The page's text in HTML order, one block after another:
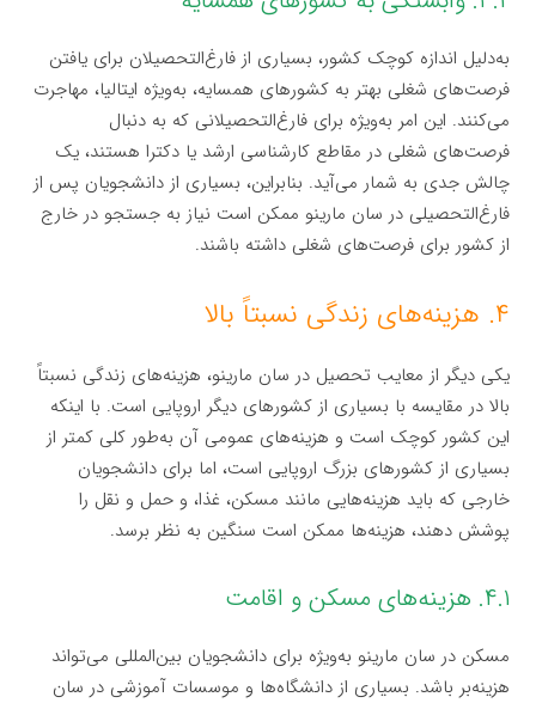
به‌دلیل اندازه کوچک کشور، بسیاری از فارغ‌التحصیلان برای یافتن
فرصت‌های شغلی بهتر به کشورهای همسایه، به‌ویژه ایتالیا، مهاجرت
می‌کنند. این امر به‌ویژه برای فارغ‌التحصیلانی که به دنبال
فرصت‌های شغلی در مقاطع کارشناسی ارشد یا دکترا هستند، یک
چالش جدی به شمار می‌آید. بنابراین، بسیاری از دانشجویان پس از
فارغ‌التحصیلی در سان مارینو ممکن است نیاز به جستجو در خارج
از کشور برای فرصت‌های شغلی داشته باشند.
۴. هزینه‌های زندگی نسبتاً بالا
یکی دیگر از معایب تحصیل در سان مارینو، هزینه‌های زندگی نسبتاً
بالا در مقایسه با بسیاری از کشورهای دیگر اروپایی است. با اینکه
این کشور کوچک است و هزینه‌های عمومی آن به‌طور کلی کمتر از
بسیاری از کشورهای بزرگ اروپایی است، اما برای دانشجویان
خارجی که باید هزینه‌هایی مانند مسکن، غذا، و حمل و نقل را
پوشش دهند، هزینه‌ها ممکن است سنگین به نظر برسد.
۴.۱. هزینه‌های مسکن و اقامت
مسکن در سان مارینو به‌ویژه برای دانشجویان بین‌المللی می‌تواند
هزینه‌بر باشد. بسیاری از دانشگاه‌ها و موسسات آموزشی در سان